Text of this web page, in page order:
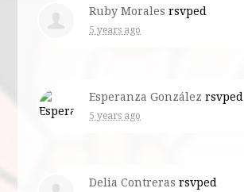
Ruby Morales rsvped
5 years ago
Esperanza González rsvped
5 years ago
Delia Contreras rsvped